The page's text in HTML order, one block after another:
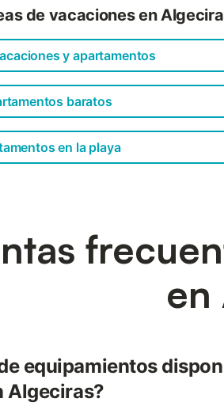
de vacaciones en
y apartamentos
baratos
en la playa
en
equipamientos
Algeciras?